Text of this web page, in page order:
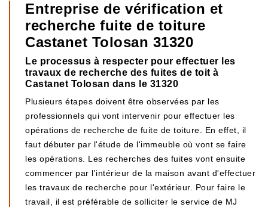
Entreprise de vérification et
recherche fuite de toiture
Castanet Tolosan 31320
Le processus à respecter pour effectuer les
travaux de recherche des fuites de toit à
Castanet Tolosan dans le 31320
Plusieurs étapes doivent être observées par les
professionnels qui vont intervenir pour effectuer les
opérations de recherche de fuite de toiture. En effet, il
faut débuter par l'étude de l'immeuble où vont se faire
les opérations. Les recherches des fuites vont ensuite
commencer par l'intérieur de la maison avant d'effectuer
les travaux de recherche pour l'extérieur. Pour faire le
travail, il est préférable de solliciter le service de MJ